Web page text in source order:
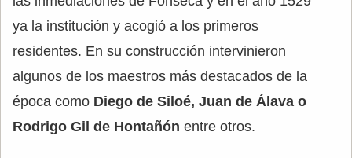
ya la institución y acogió a los primeros
residentes. En su construcción intervinieron
algunos de los maestros más destacados de la
época como Diego de Siloé, Juan de Álava o
Rodrigo Gil de Hontañón entre otros.